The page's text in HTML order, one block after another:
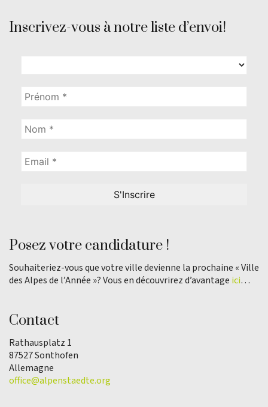
Inscrivez-vous à notre liste d’envoi!
Posez votre candidature !
Souhaiteriez-vous que votre ville devienne la prochaine « Ville
des Alpes de l’Année »? Vous en découvrirez d’avantage ici…
Contact
Rathausplatz 1
87527 Sonthofen
Allemagne
office@alpenstaedte.org